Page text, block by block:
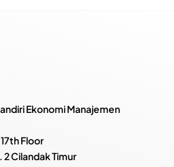
Ekonomi Manajemen
Floor
2 Cilandak Timur